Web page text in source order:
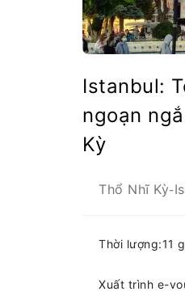
Istanbul:
ngoạn
Kỳ
Thổ Nhĩ Kỳ-
Thời lượng:11
Xuất trình e-